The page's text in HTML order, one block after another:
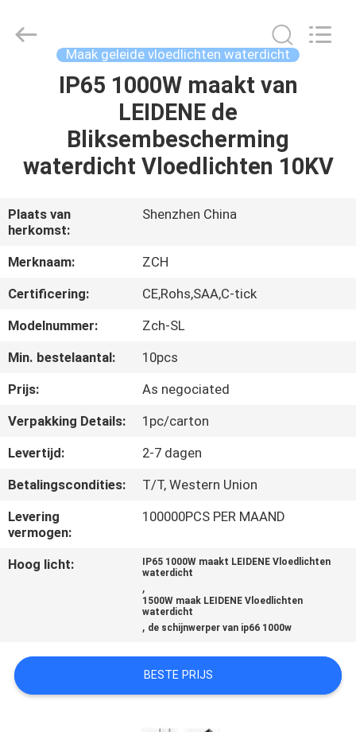
PRODUCTEN
ONS
FABRIEKSREIS
KWALITEITSCONTROLE
CONTACTEER
ONS
NIEUWS
GEVALLEN
SHOPPING
ON-
SITEMAP
PRIVACY
Group
Co.,Ltd.
Maak geleide vloedlichten waterdicht
IP65 1000W maakt van
LEIDENE de
Bliksembescherming
waterdicht Vloedlichten 10KV
Plaats van
herkomst:
Shenzhen China
Merknaam:
ZCH
Certificering:
CE,Rohs,SAA,C-tick
Modelnummer:
Zch-SL
Min. bestelaantal:
10pcs
Prijs:
As negociated
Verpakking Details:
1pc/carton
Levertijd:
2-7 dagen
Betalingscondities:
T/T, Western Union
Levering
vermogen:
100000PCS PER MAAND
Hoog licht:
IP65 1000W maakt LEIDENE Vloedlichten
waterdicht
,
1500W maak LEIDENE Vloedlichten
waterdicht
, de schijnwerper van ip66 1000w
BESTE PRIJS